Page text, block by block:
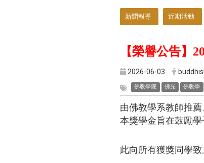
新聞報導 近期活動
【榮譽公告】
2026-06-03
佛教學院 佛光 佛教學
由佛教學系教師推
本獎學金旨在鼓勵
此向所有獲獎同學